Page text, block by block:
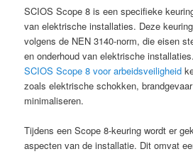
SCIOS Scope 8 is een specifieke
van elektrische installaties. Deze
volgens de NEN 3140-norm, die eisen
en onderhoud van elektrische
SCIOS Scope 8 voor arbeidsveiligheid
zoals elektrische schokken,
minimaliseren.
Tijdens een Scope 8-keuring wordt er
aspecten van de installatie. Dit omvat